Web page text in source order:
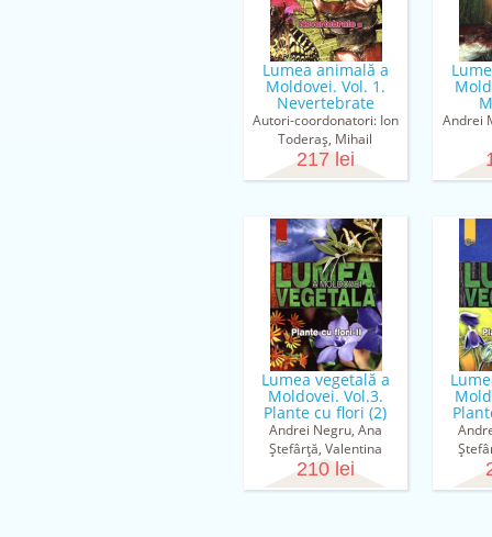
Lumea animală a
Moldovei. Vol. 1.
Nevertebrate
Autori-coordonatori: Ion
Toderaş, Mihail
Vladimirov, Zaharia
Neculiseanu
217 lei
Andrei
Lumea vegetală a
Moldovei. Vol.3.
Plante cu flori (2)
Andrei Negru, Ana
Ştefârţă, Valentina
Cantemir, Gheorghe
Gânju, Veaceslav
210 lei